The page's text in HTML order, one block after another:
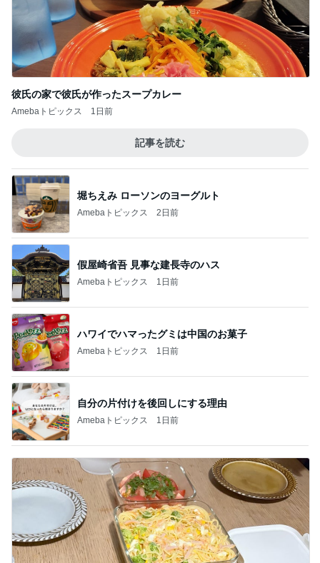
彼氏の家で彼氏が作ったスープカレー
Amebaトピックス 1日前
記事を読む
堀ちえみ ローソンのヨーグルト
Amebaトピックス 2日前
假屋崎省吾 見事な建長寺のハス
Amebaトピックス 1日前
ハワイでハマったグミは中国のお菓子
Amebaトピックス 1日前
自分の片付けを後回しにする理由
Amebaトピックス 1日前